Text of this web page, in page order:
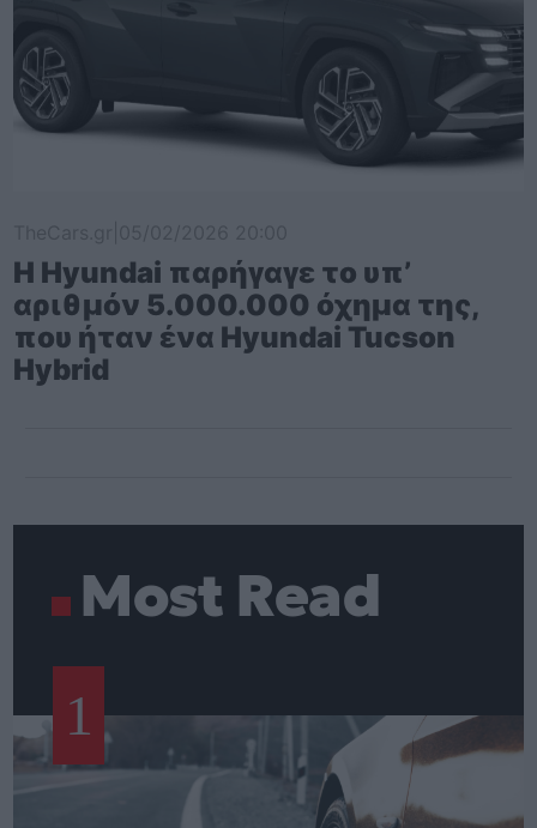
Η Hyundai παρήγαγε το υπ’
αριθμόν 5.000.000 όχημα της,
που ήταν ένα Hyundai Tucson
Hybrid
Most Read
1